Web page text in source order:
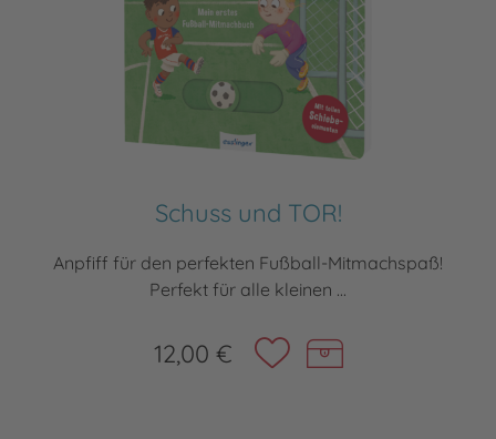
Schuss und TOR!
Anpfiff für den perfekten Fußball-Mitmachspaß!
Perfekt für alle kleinen ...
12,00 €